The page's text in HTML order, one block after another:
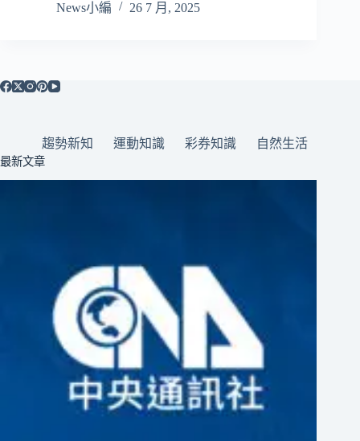
News小編
26 7 月, 2025
趨勢新知 運動知識 彩券知識 自然生活
最新文章